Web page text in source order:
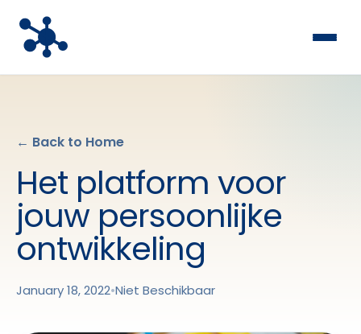
← Back to Home
Het platform voor
jouw persoonlijke
ontwikkeling
January 18, 2022•Niet Beschikbaar